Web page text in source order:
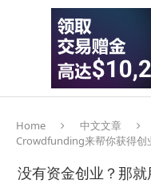
Home 中文文章
Crowdfunding来帮你获得创
没有资金创业？那